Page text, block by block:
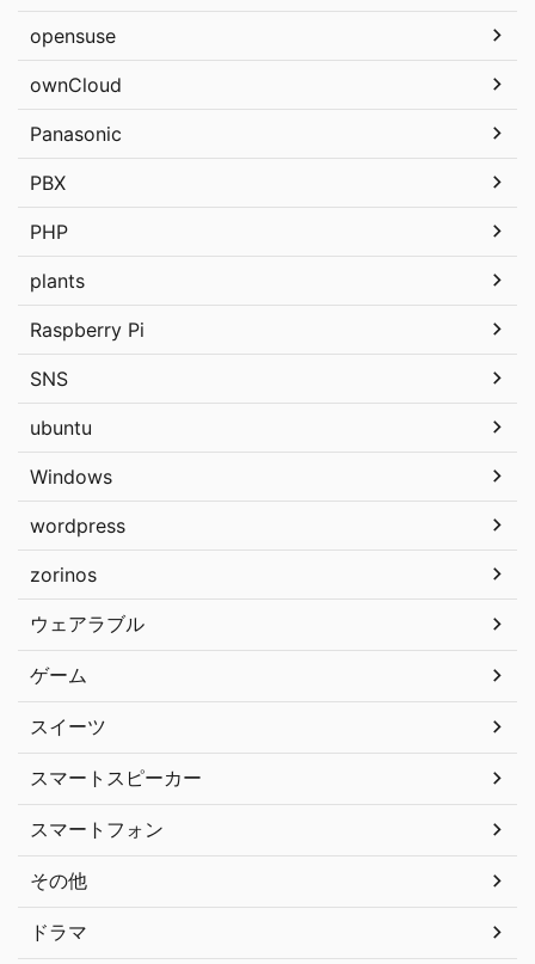
opensuse
ownCloud
Panasonic
PBX
PHP
plants
Raspberry Pi
SNS
ubuntu
Windows
wordpress
zorinos
ウェアラブル
ゲーム
スイーツ
スマートスピーカー
スマートフォン
その他
ドラマ